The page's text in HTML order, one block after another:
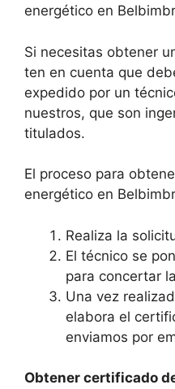
energético en
Si necesitas obtener
ten en cuenta que
expedido por un
nuestros, que son
titulados.
El proceso para
energético en
Realiza la
El técnico se
para concertar
Una vez
elabora el
enviamos por
Obtener certificado